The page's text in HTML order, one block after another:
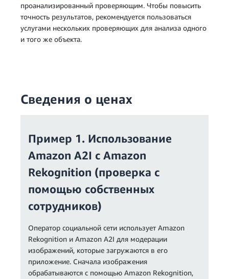
проанализированный проверяющим. Чтобы повысить
точность результатов, рекомендуется пользоваться
услугами нескольких проверяющих для анализа одного
и того же объекта.
Сведения о ценах
Пример 1. Использование
Amazon A2I с Amazon
Rekognition (проверка с
помощью собственных
сотрудников)
Оператор социальной сети использует Amazon
Rekognition и Amazon A2I для модерации
изображений, которые загружаются в его
приложение. Сначала изображения
обрабатываются с помощью Amazon Rekognition,